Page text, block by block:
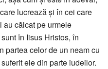
lucrează şi în cei care
au călcat pe urmele
în Iisus Hristos, în
partea celor de un neam cu
ele din parte iudeilor.